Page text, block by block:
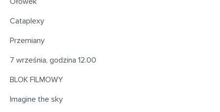
Cataplexy
Przemiany
7 września, godzina 12.00
BLOK FILMOWY
Imagine the sky